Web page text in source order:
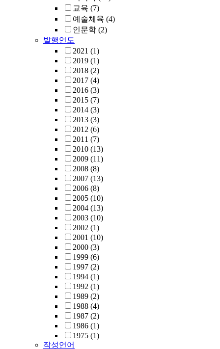
교육 (7)
예술체육 (4)
인문학 (2)
발행연도
2021 (1)
2019 (1)
2018 (2)
2017 (4)
2016 (3)
2015 (7)
2014 (3)
2013 (3)
2012 (6)
2011 (7)
2010 (13)
2009 (11)
2008 (8)
2007 (13)
2006 (8)
2005 (10)
2004 (13)
2003 (10)
2002 (1)
2001 (10)
2000 (3)
1999 (6)
1997 (2)
1994 (1)
1992 (1)
1989 (2)
1988 (4)
1987 (2)
1986 (1)
1975 (1)
작성언어